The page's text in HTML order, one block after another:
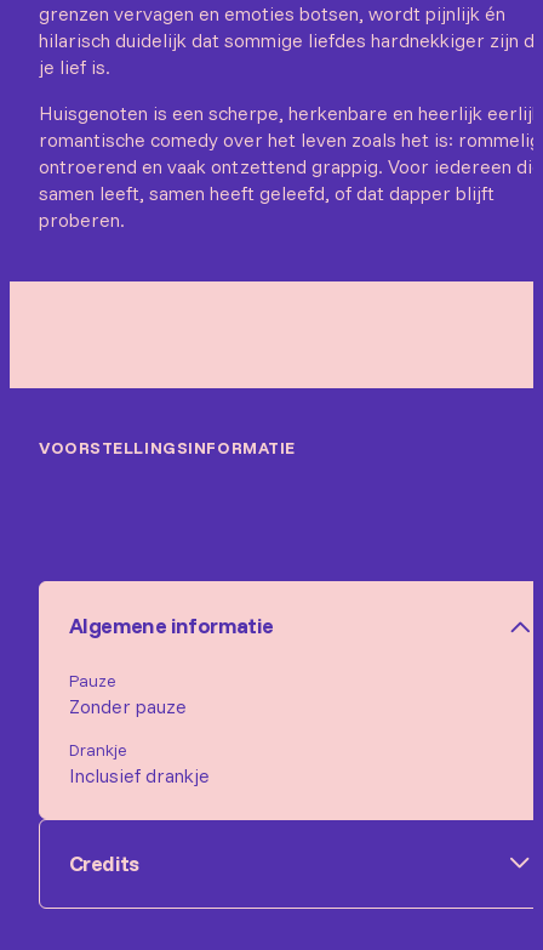
grenzen vervagen en emoties botsen, wordt pijnlijk én
hilarisch duidelijk dat sommige liefdes hardnekkiger zijn
je lief is.
Huisgenoten is een scherpe, herkenbare en heerlijk
romantische comedy over het leven zoals het is:
ontroerend en vaak ontzettend grappig. Voor iedereen die
samen leeft, samen heeft geleefd, of dat dapper blijft
proberen.
VOORSTELLINGSINFORMATIE
Algemene informatie
Pauze
Zonder pauze
Drankje
Inclusief drankje
Credits